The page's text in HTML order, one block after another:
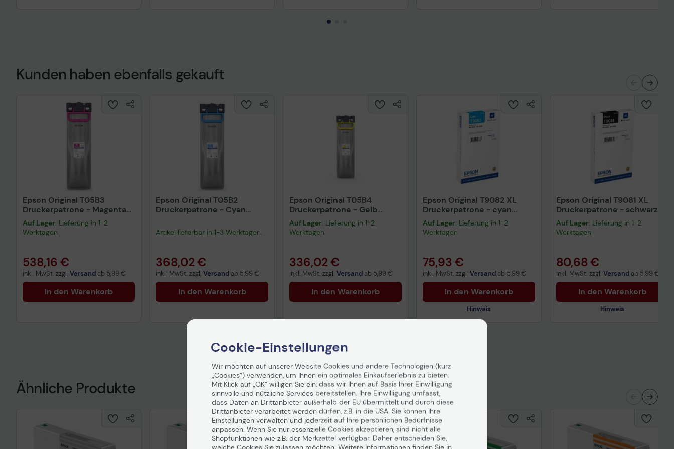
Kunden haben ebenfalls gekauft
Epson Original T05B3
Druckerpatrone - Magenta
C13T05B34N
Auf Lager: Lieferung in 1-2
Werktagen
538,16 €
inkl. MwSt. zzgl. Versand ab 5,99 €
In den Warenkorb
Epson Original T05B2
Druckerpatrone - Cyan
Artikel lieferbar in 1-3 Werktagen.
368,02 €
inkl. MwSt. zzgl. Versand ab 5,99 €
In den Warenkorb
Epson Original T05B4
Druckerpatrone - Gelb
C13T05B44N
Auf Lager: Lieferung in 1-2
Werktagen
336,02 €
inkl. MwSt. zzgl. Versand ab 5,99 €
In den Warenkorb
Epson Original T9082 XL
Druckerpatrone - cyan
(C13T90824N)
Auf Lager: Lieferung in 1-2
Werktagen
75,93 €
inkl. MwSt. zzgl. Versand ab 5,99 €
In den Warenkorb
Hinweis
Vorvertragliche Informationen
gemäß der EU-
Datenverordnung
Epson Original T9081 XL
Druckerpatrone - schwarz
(C13T90814N)
Auf Lager: Lieferung in 1-2
Werktagen
80,68 €
inkl. MwSt. zzgl. Versand ab 5,99 €
In den Warenkorb
Hinweis
Ähnliche Produkte
Cookie-Einstellungen
Wir möchten auf unserer Website Cookies und andere Technologien (kurz
„Cookies“) verwenden, um Ihnen ein optimales Einkaufserlebnis zu bieten.
Mit Klick auf „OK“ willigen Sie ein, dass wir Ihnen auf Basis Ihrer Einwilligung
sinnvolle und nützliche Services bereitstellen. Ihre Einwilligung umfasst,
dass Daten an Drittanbieter außerhalb der EU übermittelt und durch diese
Drittanbieter verarbeitet werden dürfen, z.B. in die USA. Sie können Ihre
Einstellungen verwalten und jederzeit auf Ihre persönlichen Bedürfnisse
anpassen. Wenn Sie nur essenzielle Cookies akzeptieren, sind nicht alle
Shopfunktionen wie z.B. der Merkzettel verfügbar. Daher entscheiden Sie,